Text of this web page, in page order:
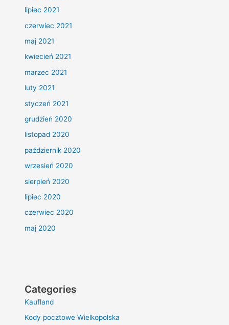
lipiec 2021
czerwiec 2021
maj 2021
kwiecień 2021
marzec 2021
luty 2021
styczeń 2021
grudzień 2020
listopad 2020
październik 2020
wrzesień 2020
sierpień 2020
lipiec 2020
czerwiec 2020
maj 2020
Categories
Kaufland
Kody pocztowe Wielkopolska